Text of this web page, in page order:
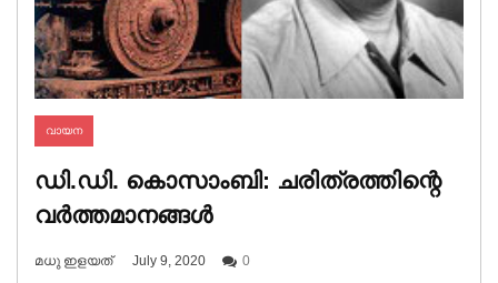
വായന
ഡി.ഡി. കൊസാംബി: ചരിത്രത്തിന്റെ
വർത്തമാനങ്ങൾ
മധു ഇളയത് July 9, 2020 0